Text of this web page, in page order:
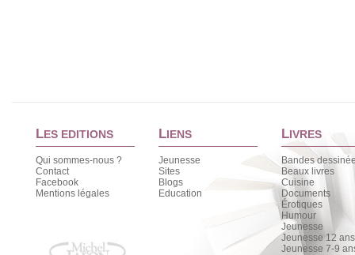
LES EDITIONS
Qui sommes-nous ?
Contact
Facebook
Mentions légales
LIENS
Jeunesse
Sites
Blogs
Education
LIVRES
Bandes
Beaux livres
Cuisine
Documents
Érotiques
Humour
Jeunesse
Jeunesse 12
Jeunesse 7-9